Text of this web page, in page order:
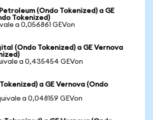
(Ondo Tokenized) a GE
Tokenized)
a 0,056861 GEVon
(Ondo Tokenized) a GE Vernova
a 0,435454 GEVon
a GE Vernova (Ondo
a 0,048159 GEVon